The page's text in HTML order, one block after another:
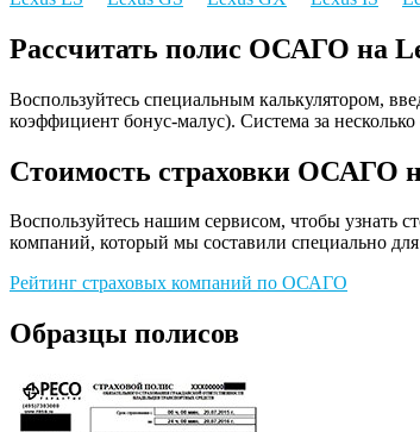
Рассчитать полис ОСАГО на
Воспользуйтесь специальным калькулятором,
коэффициент бонус-малус). Система за
Стоимость страховки ОСАГО
Воспользуйтесь нашим сервисом, чтобы узнать
компаний, который мы составили специально для
Рейтинг страховых компаний по ОСАГО
Образцы полисов